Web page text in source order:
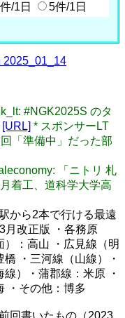
/1日 5件/1日
2025_01_14
#NGK2025S のタ
[URL] * スポンサーLT
「準備中」だった部
「ニトリ 札
着工、道科学大学高
から2本で行ける最遠
月改正版 ・各務原
：高山 ・広見線（明
・三河線（山線）・
）・蒲郡線：米原 ・
・その他：博多
回書いたもの（2023